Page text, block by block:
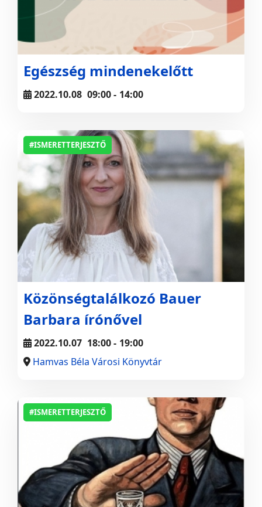
Egészség mindenekelőtt
2022.10.08 09:00- 14:00
#ISMERETTERJESZTŐ
Közönségtalálkozó Bauer
Barbara írónővel
2022.10.07 18:00- 19:00
Hamvas Béla Városi Könyvtár
#ISMERETTERJESZTŐ